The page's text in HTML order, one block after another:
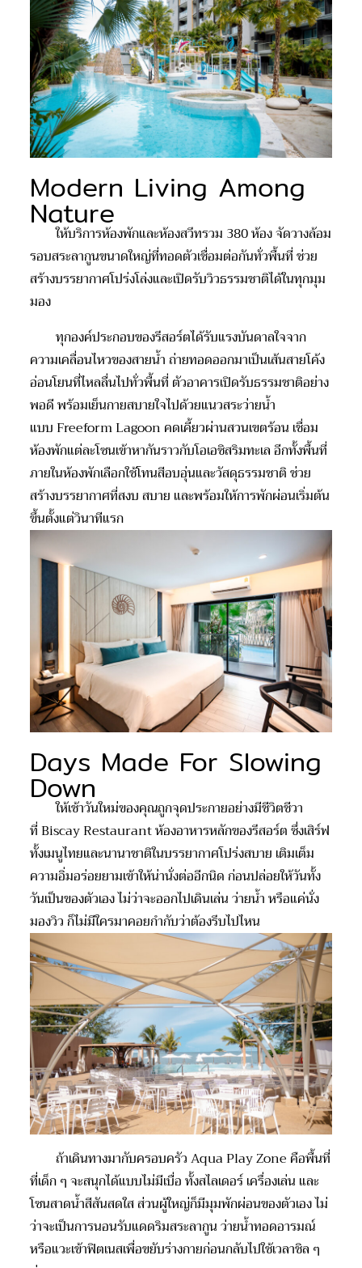
Modern Living Among
Nature
ให้บริการห้องพักและห้องสวีทรวม 380ห้อง จัดวางล้อม
รอบสระลากูนขนาดใหญ่ที่ทอดตัวเชื่อมต่อกันทั่วพื้นที่ ช่วย
สร้างบรรยากาศโปร่งโล่งและเปิดรับวิวธรรมชาติได้ในทุกมุม
มอง
ทุกองค์ประกอบของรีสอร์ตได้รับแรงบันดาลใจจาก
ความเคลื่อนไหวของสายน้ำ ถ่ายทอดออกมาเป็นเส้นสายโค้ง
อ่อนโยนที่ไหลลื่นไปทั่วพื้นที่ ตัวอาคารเปิดรับธรรมชาติอย่าง
พอดีพร้อมเย็นกายสบายใจไปด้วยแนวสระว่ายน้ำ
แบบ Freeform Lagoon คดเคี้ยวผ่านสวนเขตร้อน เชื่อม
ห้องพักแต่ละโซนเข้าหากันราวกับโอเอซิสริมทะเลอีกทั้งพื้นที่
ภายในห้องพักเลือกใช้โทนสีอบอุ่นและวัสดุธรรมชาติ ช่วย
สร้างบรรยากาศที่สงบ สบาย และพร้อมให้การพักผ่อนเริ่มต้น
ขึ้นตั้งแต่วินาทีแรก
Days Made For Slowing
Down
ให้เช้าวันใหม่ของคุณถูกจุดประกายอย่างมีชีวิตชีวา
ที่Biscay Restaurantห้องอาหารหลักของรีสอร์ตซึ่งเสิร์ฟ
ทั้งเมนูไทยและนานาชาติในบรรยากาศโปร่งสบาย เติมเต็ม
ความอิ่มอร่อยยามเข้าให้น่านั่งต่ออีกนิด ก่อนปล่อยให้วันทั้ง
วันเป็นของตัวเองไม่ว่าจะออกไปเดินเล่น ว่ายน้ำ หรือแค่นั่ง
มองวิว ก็ไม่มีใครมาคอยกำกับว่าต้องรีบไปไหน
ถ้าเดินทางมากับครอบครัวAqua Play Zone คือพื้นที่
ที่เด็ก ๆ จะสนุกได้แบบไม่มีเบื่อ ทั้งสไลเดอร์ เครื่องเล่น และ
โซนสาดน้ำสีสันสดใส ส่วนผู้ใหญ่ก็มีมุมพักผ่อนของตัวเอง ไม่
ว่าจะเป็นการนอนรับแดดริมสระลากูน ว่ายน้ำทอดอารมณ์
หรือแวะเข้าฟิตเนสเพื่อขยับร่างกายก่อนกลับไปใช้เวลาชิล ๆ